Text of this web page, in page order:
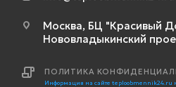
Москва, БЦ "Красивый
Нововладыкинский
ПОЛИТИКА
Информация на сайте teploobmennik24.ru